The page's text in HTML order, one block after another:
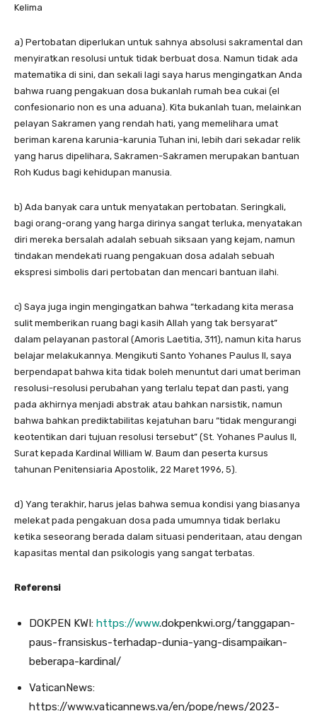
Kelima
a) Pertobatan diperlukan untuk sahnya absolusi sakramental dan
menyiratkan resolusi untuk tidak berbuat dosa. Namun tidak ada
matematika di sini, dan sekali lagi saya harus mengingatkan Anda
bahwa ruang pengakuan dosa bukanlah rumah bea cukai (el
confesionario non es una aduana). Kita bukanlah tuan, melainkan
pelayan Sakramen yang rendah hati, yang memelihara umat
beriman karena karunia-karunia Tuhan ini, lebih dari sekadar relik
yang harus dipelihara, Sakramen-Sakramen merupakan bantuan
Roh Kudus bagi kehidupan manusia.
b) Ada banyak cara untuk menyatakan pertobatan. Seringkali,
bagi orang-orang yang harga dirinya sangat terluka, menyatakan
diri mereka bersalah adalah sebuah siksaan yang kejam, namun
tindakan mendekati ruang pengakuan dosa adalah sebuah
ekspresi simbolis dari pertobatan dan mencari bantuan ilahi.
c) Saya juga ingin mengingatkan bahwa “terkadang kita merasa
sulit memberikan ruang bagi kasih Allah yang tak bersyarat”
dalam pelayanan pastoral (Amoris Laetitia, 311), namun kita harus
belajar melakukannya. Mengikuti Santo Yohanes Paulus II, saya
berpendapat bahwa kita tidak boleh menuntut dari umat beriman
resolusi-resolusi perubahan yang terlalu tepat dan pasti, yang
pada akhirnya menjadi abstrak atau bahkan narsistik, namun
bahwa bahkan prediktabilitas kejatuhan baru “tidak mengurangi
keotentikan dari tujuan resolusi tersebut” (St. Yohanes Paulus II,
Surat kepada Kardinal William W. Baum dan peserta kursus
tahunan Penitensiaria Apostolik, 22 Maret 1996, 5).
d) Yang terakhir, harus jelas bahwa semua kondisi yang biasanya
melekat pada pengakuan dosa pada umumnya tidak berlaku
ketika seseorang berada dalam situasi penderitaan, atau dengan
kapasitas mental dan psikologis yang sangat terbatas.
Referensi
DOKPEN KWI: https://www.dokpenkwi.org/tanggapan-
paus-fransiskus-terhadap-dunia-yang-disampaikan-
beberapa-kardinal/
VaticanNews:
https://www.vaticannews.va/en/pope/news/2023-